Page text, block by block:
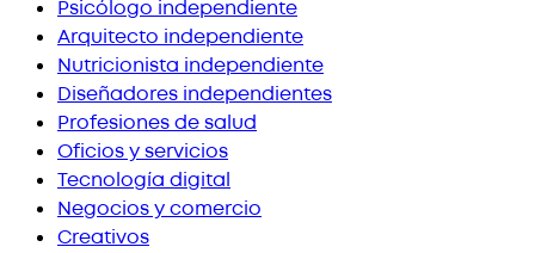
Psicólogo independiente
Arquitecto independiente
Nutricionista independiente
Diseñadores independientes
Profesiones de salud
Oficios y servicios
Tecnología digital
Negocios y comercio
Creativos